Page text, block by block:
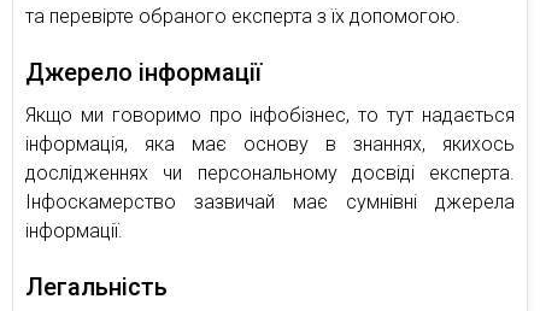
та перевірте обраного експерта з їх допомогою.
Джерело інформації
Якщо ми говоримо про інфобізнес, то тут надається
інформація, яка має основу в знаннях, якихось
дослідженнях чи персональному досвіді експерта.
Інфоскамерство зазвичай має сумнівні джерела
інформації.
Легальність